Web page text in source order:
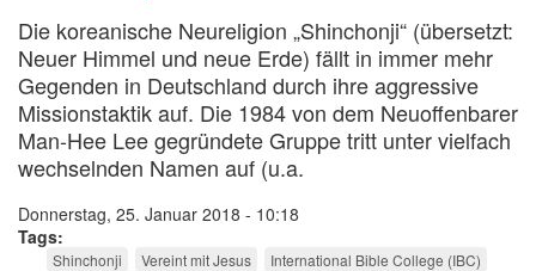
Die koreanische Neureligion „Shinchonji“ (übersetzt:
Neuer Himmel und neue Erde) fällt in immer mehr
Gegenden in Deutschland durch ihre aggressive
Missionstaktik auf. Die 1984 von dem Neuoffenbarer
Man-Hee Lee gegründete Gruppe tritt unter vielfach
wechselnden Namen auf (u.a.
Donnerstag, 25. Januar 2018 - 10:18
Tags
Shinchonji Vereint mit Jesus
International Bible College (IBC)